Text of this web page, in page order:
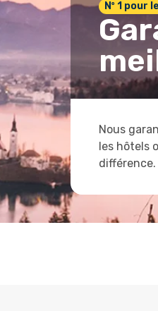
Nº 1 pour
Nous
les hôtels
différence.